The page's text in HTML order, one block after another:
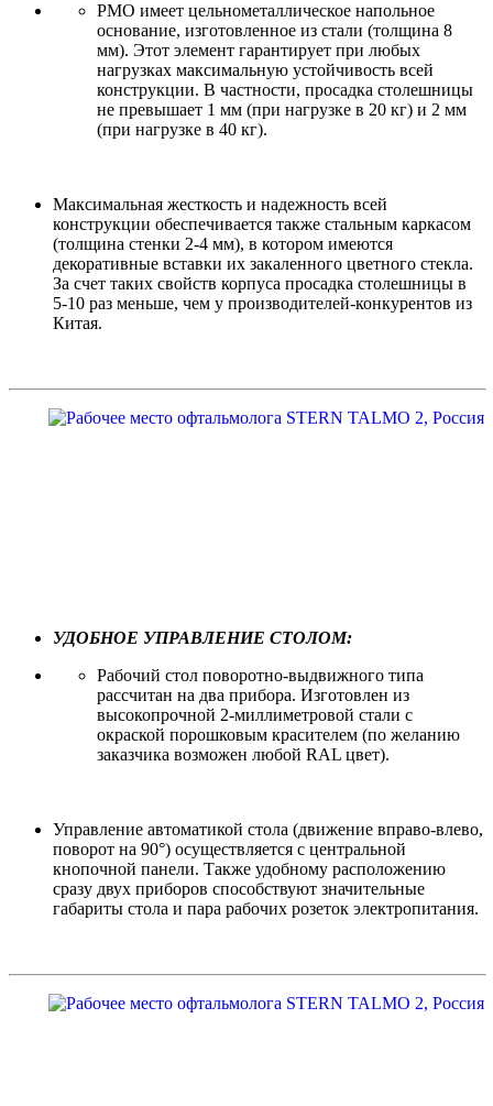
РМО имеет цельнометаллическое напольное
основание, изготовленное из стали (толщина 8
мм). Этот элемент гарантирует при любых
нагрузках максимальную устойчивость всей
конструкции. В частности, просадка столешницы
не превышает 1 мм (при нагрузке в 20 кг) и 2 мм
(при нагрузке в 40 кг).
Максимальная жесткость и надежность всей
конструкции обеспечивается также стальным каркасом
(толщина стенки 2-4 мм), в котором имеются
декоративные вставки их закаленного цветного стекла.
За счет таких свойств корпуса просадка столешницы в
5-10 раз меньше, чем у производителей-конкурентов из
Китая.
УДОБНОЕ УПРАВЛЕНИЕ СТОЛОМ:
Рабочий стол поворотно-выдвижного типа
рассчитан на два прибора. Изготовлен из
высокопрочной 2-миллиметровой стали с
окраской порошковым красителем (по желанию
заказчика возможен любой RAL цвет).
Управление автоматикой стола (движение вправо-влево,
поворот на 90°) осуществляется с центральной
кнопочной панели. Также удобному расположению
сразу двух приборов способствуют значительные
габариты стола и пара рабочих розеток электропитания.